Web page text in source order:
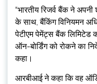
“भारतीय रिजर्व बैंक ने
के साथ, बैंकिंग विनियमन
पेटीएम पेमेंट्स बैंक लिमिटेड
ऑन-बोर्डिंग को रोकने का
कहा।
आरबीआई ने कहा कि वह